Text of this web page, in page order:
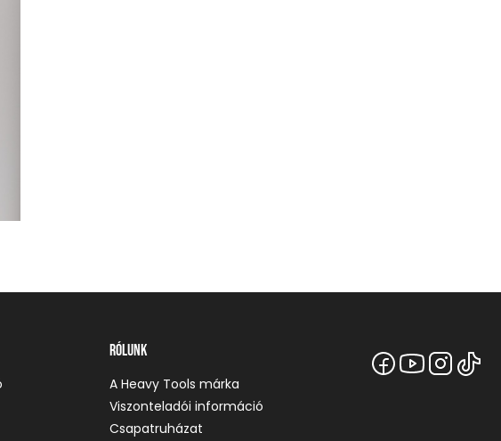
Rólunk
A Heavy Tools márka
Viszonteladói információ
Csapatruházat